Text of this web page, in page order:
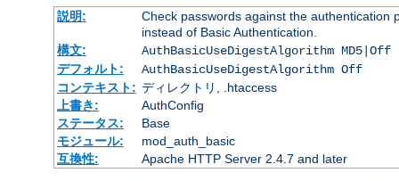
説明:
Check passwords against the authentication
instead of Basic Authentication.
構文:
AuthBasicUseDigestAlgorithm MD5|Off
デフォルト:
AuthBasicUseDigestAlgorithm Off
コンテキスト: ディレクトリ, .htaccess
上書き:
AuthConfig
ステータス:
Base
モジュール:
mod_auth_basic
互換性:
Apache HTTP Server 2.4.7 and later